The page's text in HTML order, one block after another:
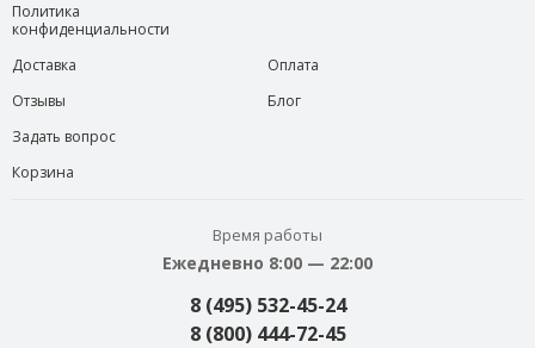
Политика
конфиденциальности
Доставка
Отзывы
Задать вопрос
Корзина
Оплата
Блог
Время работы
Ежедневно 8:00 — 22:00
8 (495) 532-45-24
8 (800) 444-72-45